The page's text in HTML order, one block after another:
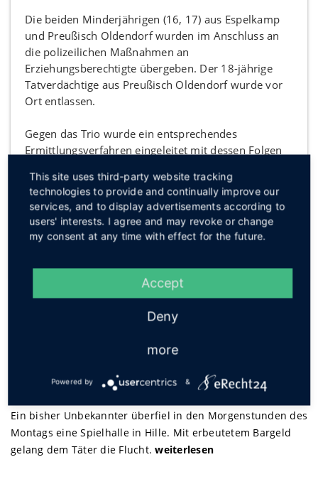
Die beiden Minderjährigen (16, 17) aus Espelkamp
und Preußisch Oldendorf wurden im Anschluss an
die polizeilichen Maßnahmen an
Erziehungsberechtigte übergeben. Der 18-jährige
Tatverdächtige aus Preußisch Oldendorf wurde vor
Ort entlassen.
Gegen das Trio wurde ein entsprechendes
Ermittlungsverfahren eingeleitet mit dessen Folgen
Quelle: Polizei
Interessant? Dann teilen!
Raubüberfall auf Spielhalle
Ein bisher Unbekannter überfiel in den Morgenstunden des
Montags eine Spielhalle in Hille. Mit erbeutetem Bargeld
gelang dem Täter die Flucht.weiterlesen
This site uses third-party website tracking
technologies to provide and continually improve our
services, and to display advertisements according to
users' interests. I agree and may revoke or change
my consent at any time with effect for the future.
Accept
Deny
more
Powered by &